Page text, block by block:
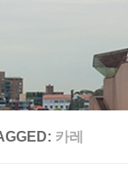
카레